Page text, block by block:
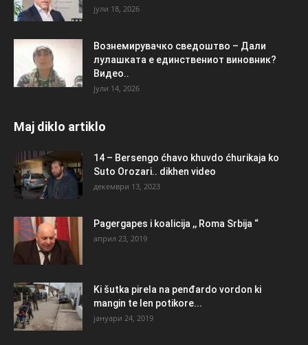
јули 18, 2026
Вознемирувачко сведоштво – Дали
лулашката е единствениот виновник?
Видео..
јули 14, 2026
Maj diklo artiklo
14 – Bersengo ćhavo khuvdo ćhurikaja ko
Suto Orozari.. dikhen video
декември 13, 2023
Pagergapes i koalicija ,, Roma Srbija “
април 23, 2019
Ki šutka pirela na penđardo vordon ki
mangin te len potikore...
јануари 24, 2019